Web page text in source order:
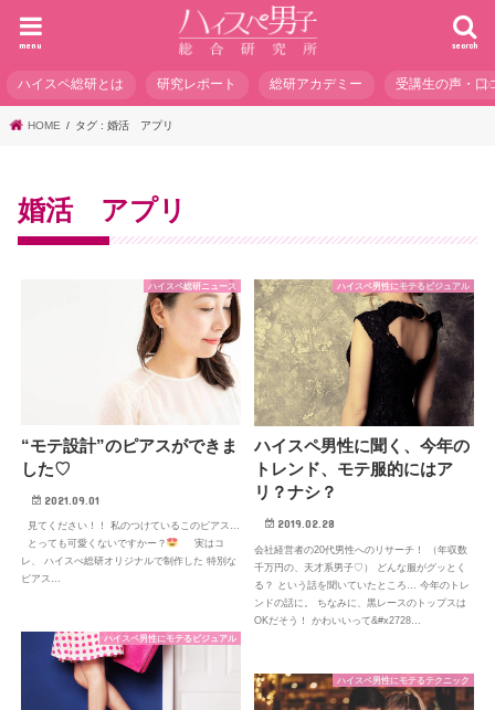
search
menu
ハイスペ総研とは 研究レポート 総研アカデミー 受講生の声・口
HOME タグ : 婚活 アプリ
婚活 アプリ
ハイスペ総研ニュース
“モテ設計”のピアスができま
した♡
2021.09.01
見てください！！ 私のつけているこのピアス…
とっても可愛くないですかー？
実はコ
レ、 ハイスぺ総研オリジナルで制作した 特別な
ピアス…
ハイスペ男性にモテるビジュアル
ハイスペ男性に聞く、今年の
トレンド、モテ服的にはア
リ？ナシ？
2019.02.28
会社経営者の20代男性へのリサーチ！ （年収数
千万円の、天才系男子♡） どんな服がグッとく
る？ という話を聞いていたところ… 今年のトレ
ンドの話に。 ちなみに、黒レースのトップスは
OKだそう！ かわいいって&#x2728…
ハイスペ男性にモテるビジュアル
ハイスペ男性にモテるテクニック